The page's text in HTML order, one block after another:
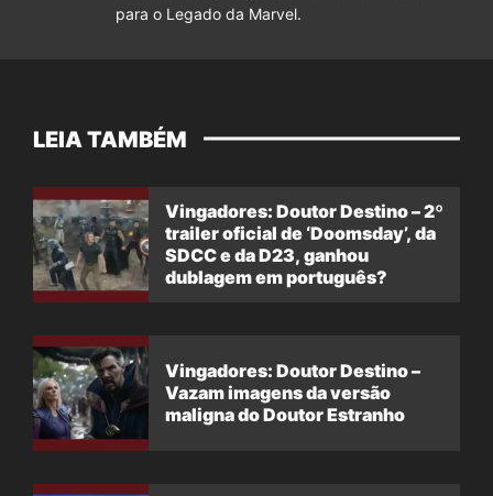
para o Legado da Marvel.
LEIA TAMBÉM
Vingadores: Doutor Destino – 2º
trailer oficial de ‘Doomsday’, da
SDCC e da D23, ganhou
dublagem em português?
Vingadores: Doutor Destino –
Vazam imagens da versão
maligna do Doutor Estranho